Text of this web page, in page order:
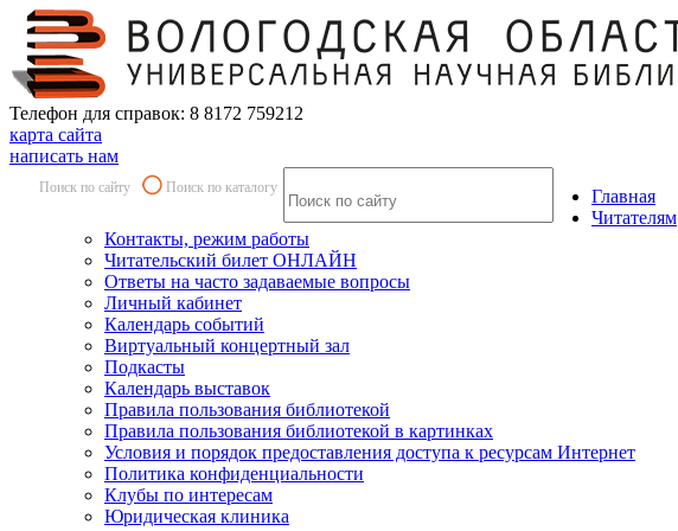
Телефон для справок: 8 8172 759212
карта сайта
написать нам
Поиск по сайту Поиск по каталогу
Главная
Читателям
Контакты, режим работы
Читательский билет ОНЛАЙН
Ответы на часто задаваемые вопросы
Личный кабинет
Календарь событий
Виртуальный концертный зал
Подкасты
Календарь выставок
Правила пользования библиотекой
Правила пользования библиотекой в картинках
Условия и порядок предоставления доступа к ресурсам Интернет
Политика конфиденциальности
Клубы по интересам
Юридическая клиника